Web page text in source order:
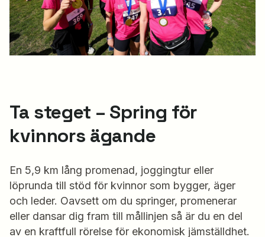
Ta steget – Spring för
kvinnors ägande
En 5,9 km lång promenad, joggingtur eller
löprunda till stöd för kvinnor som bygger, äger
och leder. Oavsett om du springer, promenerar
eller dansar dig fram till mållinjen så är du en del
av en kraftfull rörelse för ekonomisk jämställdhet.